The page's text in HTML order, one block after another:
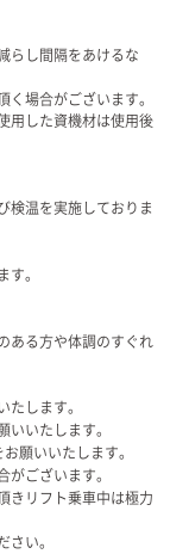
らし間隔をあけるな
場合がございます。
用した資機材は使用後
検温を実施しておりま
。
ある方や体調のすぐれ
します。
いたします。
願いいたします。
ございます。
きリフト乗車中は極力
い。